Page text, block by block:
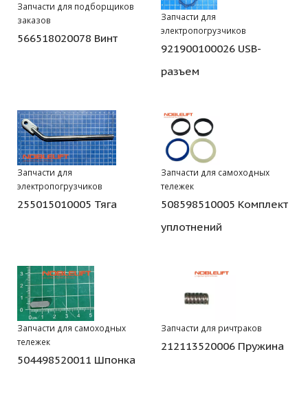
Запчасти для подборщиков
заказов
566518020078 Винт
Запчасти для
электропогрузчиков
921900100026 USB-
разъем
Запчасти для
электропогрузчиков
255015010005 Тяга
Запчасти для самоходных
тележек
508598510005 Комплект
уплотнений
Запчасти для самоходных
тележек
504498520011 Шпонка
Запчасти для ричтраков
212113520006 Пружина